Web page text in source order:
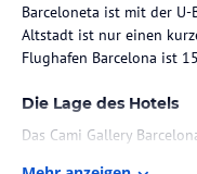
Barceloneta ist mit der U-
Altstadt ist nur einen
Flughafen Barcelona ist
Die Lage des Hotels
Das Cami Gallery